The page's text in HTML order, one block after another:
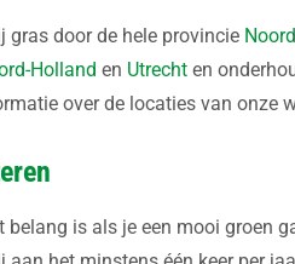
gras door de hele provincie
Holland en Utrecht en
over de locaties van onze
belang is als je een mooi groen